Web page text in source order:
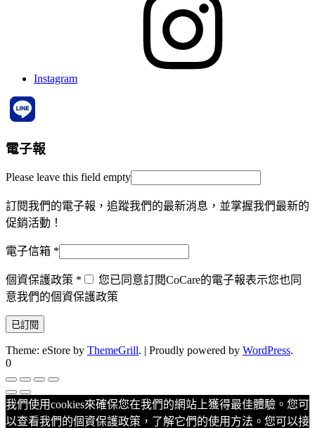
Instagram
電子報
Please leave this field empty
訂閱我們的電子報，追蹤我們的最新消息，並掌握我們最新的
促銷活動！
電子信箱 *
個資保護政策 *
您已同意訂閱CoCare的電子報表示您也同
意我們的個資保護政策
Theme: eStore by ThemeGrill. | Proudly powered by WordPress.
0
我們使用cookies來確保您在我們的網站上獲得最佳體驗。您可
以查看我們的個資保護政策，了解它們的使用方法。您可以接